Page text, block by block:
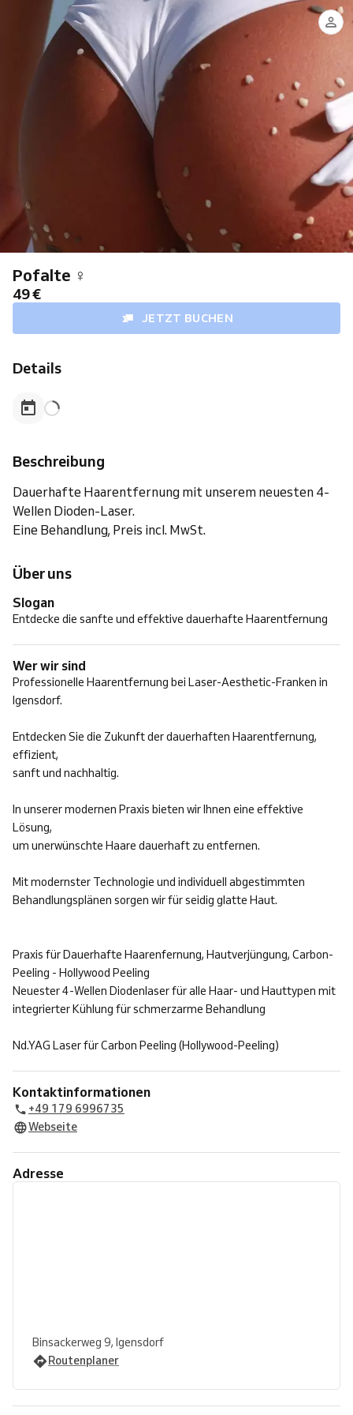
Pofalte ♀
49 €
JETZT BUCHEN
Details
Beschreibung
Dauerhafte Haarentfernung mit unserem neuesten 4-
Wellen Dioden-Laser.
Eine Behandlung, Preis incl. MwSt.
Über uns
Slogan
Entdecke die sanfte und effektive dauerhafte Haarentfernung
Wer wir sind
Professionelle Haarentfernung bei Laser-Aesthetic-Franken in
Igensdorf.
Entdecken Sie die Zukunft der dauerhaften Haarentfernung,
effizient,
sanft und nachhaltig.
In unserer modernen Praxis bieten wir Ihnen eine effektive
Lösung,
um unerwünschte Haare dauerhaft zu entfernen.
Mit modernster Technologie und individuell abgestimmten
Behandlungsplänen sorgen wir für seidig glatte Haut.
Praxis für Dauerhafte Haarenfernung, Hautverjüngung, Carbon-
Peeling - Hollywood Peeling
Neuester 4-Wellen Diodenlaser für alle Haar- und Hauttypen mit
integrierter Kühlung für schmerzarme Behandlung
Nd.YAG Laser für Carbon Peeling (Hollywood-Peeling)
Kontaktinformationen
+49 179 6996735
Webseite
Adresse
Binsackerweg 9, Igensdorf
Routenplaner